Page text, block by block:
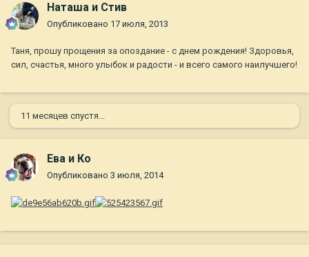
Наташа и Стив
Опубликовано 17 июля, 2013
Таня, прошу прощения за опоздание - с днем рождения! Здоровья,
сил, счастья, много улыбок и радости - и всего самого наилучшего!
11 месяцев спустя...
Ева и Ко
Опубликовано 3 июля, 2014